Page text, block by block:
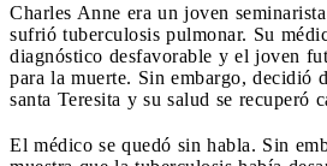
Charles Anne era un joven
sufrió tuberculosis pulmonar. Su
diagnóstico desfavorable y el joven
para la muerte. Sin embargo, decidió
santa Teresita y su salud se recuperó
El médico se quedó sin habla. Sin